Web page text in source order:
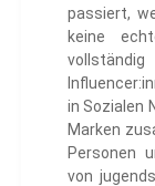
passiert,
keine
in Sozialen
Marken
Personen
von